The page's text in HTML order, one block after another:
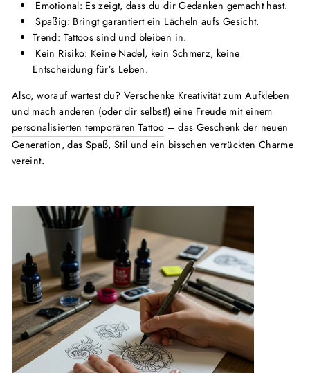
Emotional: Es zeigt, dass du dir Gedanken gemacht hast.
Spaßig: Bringt garantiert ein Lächeln aufs Gesicht.
Trend: Tattoos sind und bleiben in.
Kein Risiko: Keine Nadel, kein Schmerz, keine
Entscheidung für’s Leben.
Also, worauf wartest du? Verschenke Kreativität zum Aufkleben
und mach anderen (oder dir selbst!) eine Freude mit einem
personalisierten temporären Tattoo – das Geschenk der neuen
Generation, das Spaß, Stil und ein bisschen verrückten Charme
vereint.